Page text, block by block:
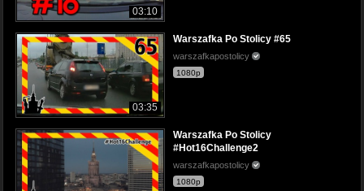
03:10
03:35
Warszafka Po Stolicy #65
warszafkapostolicy
1080p
Warszafka Po Stolicy
#Hot16Challenge2
warszafkapostolicy
1080p